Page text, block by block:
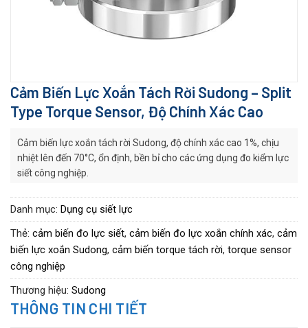
Cảm Biến Lực Xoắn Tách Rời Sudong – Split
Type Torque Sensor, Độ Chính Xác Cao
Cảm biến lực xoắn tách rời Sudong, độ chính xác cao 1%, chịu
nhiệt lên đến 70°C, ổn định, bền bỉ cho các ứng dụng đo kiểm lực
siết công nghiệp.
Danh mục: Dụng cụ siết lực
Thẻ: cảm biến đo lực siết, cảm biến đo lực xoắn chính xác, cảm
biến lực xoắn Sudong, cảm biến torque tách rời, torque sensor
công nghiệp
Thương hiệu: Sudong
THÔNG TIN CHI TIẾT